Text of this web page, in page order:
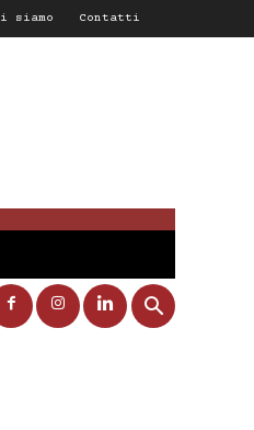
siamo Contatti